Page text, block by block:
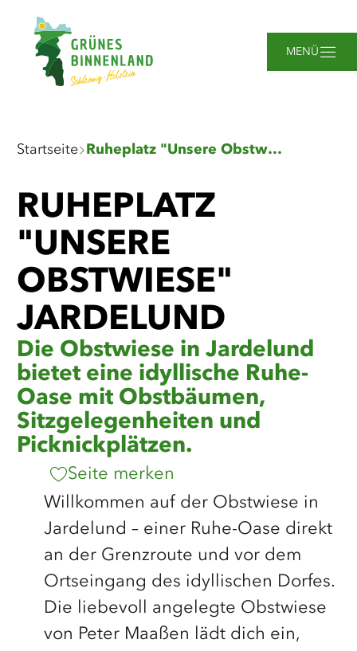
MENÜ
Sie
sind
Startseite Ruheplatz "Unsere Obstwiese" Jardelund
RUHEPLATZ
"UNSERE
OBSTWIESE"
JARDELUND
Die Obstwiese in Jardelund
bietet eine idyllische Ruhe-
Oase mit Obstbäumen,
Sitzgelegenheiten und
Picknickplätzen.
Seite merken
Willkommen auf der Obstwiese in
Jardelund – einer Ruhe-Oase direkt
an der Grenzroute und vor dem
Ortseingang des idyllischen Dorfes.
Die liebevoll angelegte Obstwiese
von Peter Maaßen lädt dich ein,